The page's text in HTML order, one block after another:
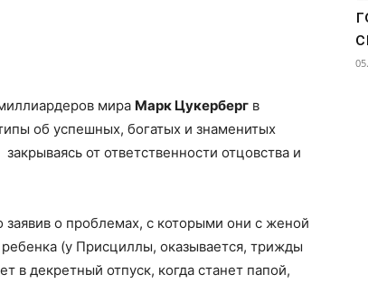
мира Марк Цукерберг в
об успешных, богатых и знаменитых
от ответственности отцовства и
о проблемах, с которыми они с женой
(у Присциллы, оказывается, трижды
в декретный отпуск, когда станет папой,